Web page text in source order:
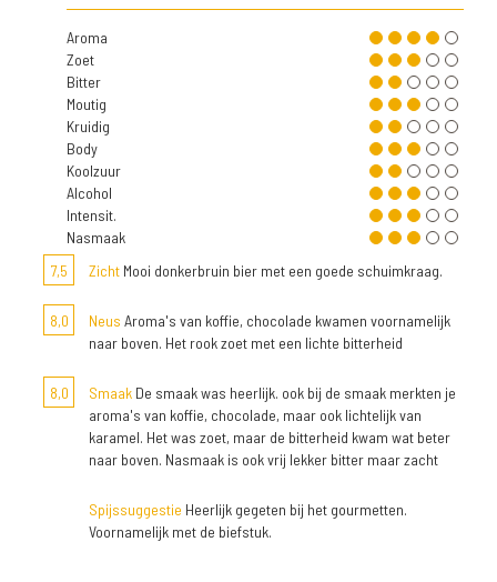
Aroma
Zoet
Bitter
Moutig
Kruidig
Body
Koolzuur
Alcohol
Intensit.
Nasmaak
7,5
Zicht Mooi donkerbruin bier met een goede schuimkraag.
8,0 Neus Aroma's van koffie, chocolade kwamen voornamelijk
naar boven. Het rook zoet met een lichte bitterheid
8,0 Smaak De smaak was heerlijk. ook bij de smaak merkten je
aroma's van koffie, chocolade, maar ook lichtelijk van
karamel. Het was zoet, maar de bitterheid kwam wat beter
naar boven. Nasmaak is ook vrij lekker bitter maar zacht
Spijssuggestie Heerlijk gegeten bij het gourmetten.
Voornamelijk met de biefstuk.